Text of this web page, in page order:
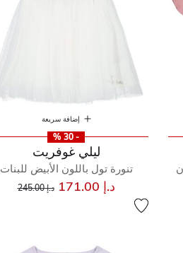
إضافة سريعة
- 30 %
ليلي غوفريت
تنورة تول باللون الأبيض للبنات
د.إ 171.00 سعر مخفض مند.إ 245.00 إلى